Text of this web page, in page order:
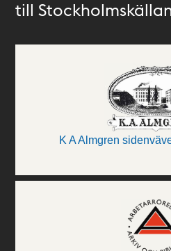
till
K A Almgren